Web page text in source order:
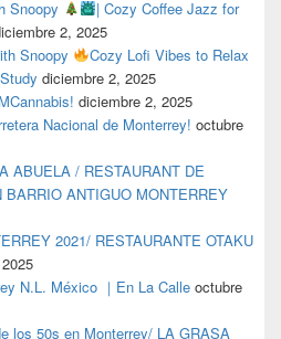
Snoopy
| Cozy Coffee Jazz for
2, 2025
Snoopy
Cozy Lofi Vibes to Relax
diciembre 2, 2025
diciembre 2, 2025
Nacional de Monterrey! octubre
ABUELA / RESTAURANT DE
ANTIGUO MONTERREY
2021/ RESTAURANTE OTAKU
N.L. México ｜En La Calle octubre
los 50s en Monterrey/ LA GRASA